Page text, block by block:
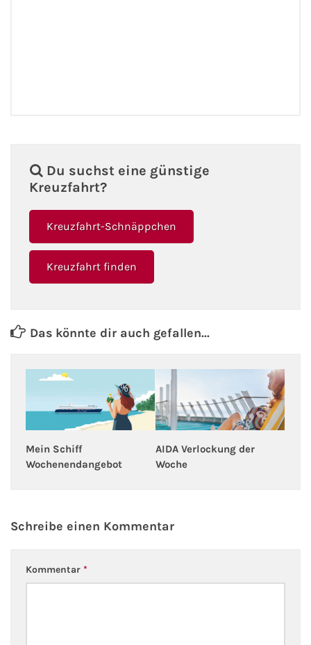
Du suchst eine günstige
Kreuzfahrt?
Kreuzfahrt-Schnäppchen
Kreuzfahrt finden
Das könnte dir auch gefallen...
Mein Schiff
Wochenendangebot
AIDA Verlockung der
Woche
Schreibe einen Kommentar
Kommentar *